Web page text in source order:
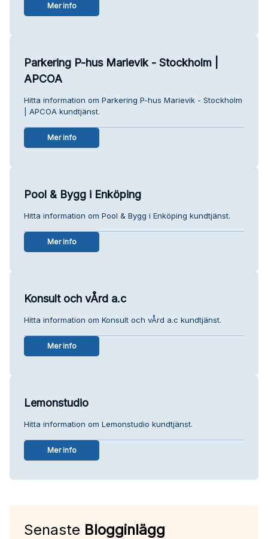
Mer info
Parkering P-hus Marievik - Stockholm |
APCOA
Hitta information om Parkering P-hus Marievik - Stockholm
| APCOA kundtjänst.
Mer info
Pool & Bygg i Enköping
Hitta information om Pool & Bygg i Enköping kundtjänst.
Mer info
Konsult och vÅrd a.c
Hitta information om Konsult och vÅrd a.c kundtjänst.
Mer info
Lemonstudio
Hitta information om Lemonstudio kundtjänst.
Mer info
Senaste Blogginlägg